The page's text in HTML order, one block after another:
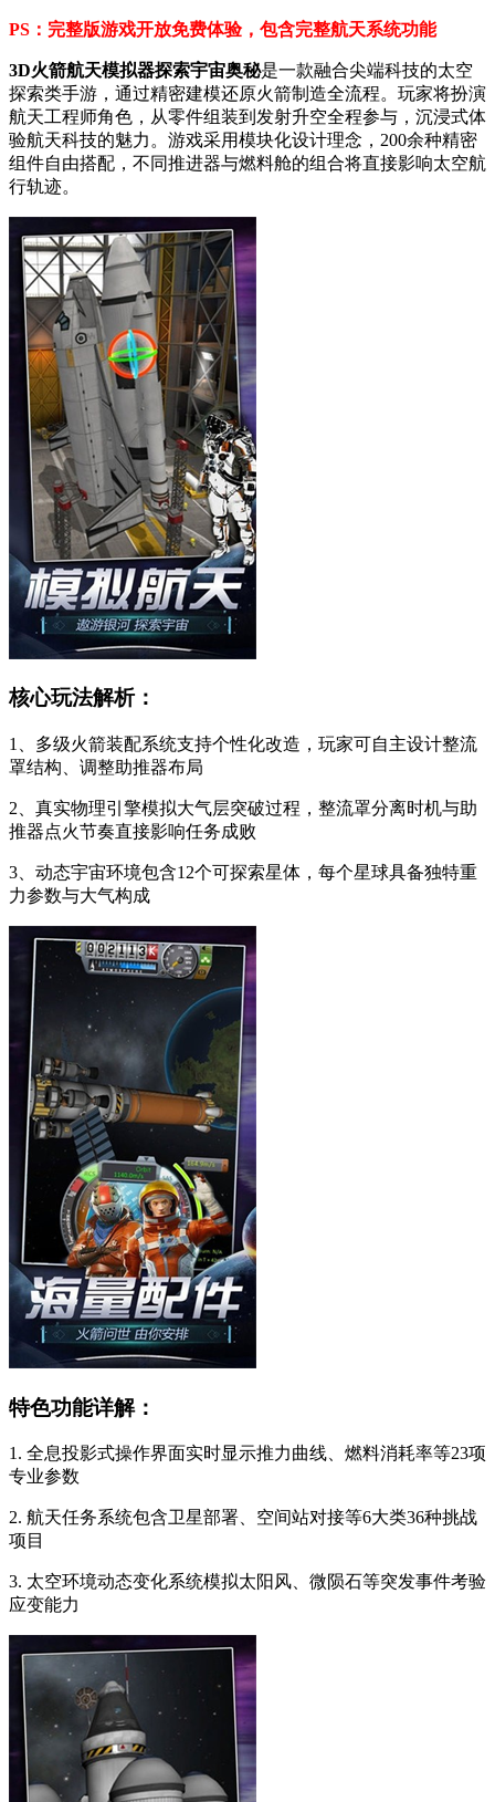
PS：完整版游戏开放免费体验，包含完整航天系统功能
3D火箭航天模拟器探索宇宙奥秘是一款融合尖端科技的太空
探索类手游，通过精密建模还原火箭制造全流程。玩家将扮演
航天工程师角色，从零件组装到发射升空全程参与，沉浸式体
验航天科技的魅力。游戏采用模块化设计理念，200余种精密
组件自由搭配，不同推进器与燃料舱的组合将直接影响太空航
行轨迹。
核心玩法解析：
1、多级火箭装配系统支持个性化改造，玩家可自主设计整流
罩结构、调整助推器布局
2、真实物理引擎模拟大气层突破过程，整流罩分离时机与助
推器点火节奏直接影响任务成败
3、动态宇宙环境包含12个可探索星体，每个星球具备独特重
力参数与大气构成
特色功能详解：
1. 全息投影式操作界面实时显示推力曲线、燃料消耗率等23项
专业参数
2. 航天任务系统包含卫星部署、空间站对接等6大类36种挑战
项目
3. 太空环境动态变化系统模拟太阳风、微陨石等突发事件考验
应变能力